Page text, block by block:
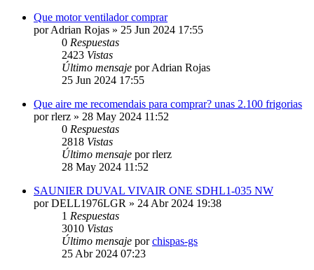
Que motor ventilador comprar
porAdrian Rojas » 25 Jun 2024 17:55
0 Respuestas
2423 Vistas
Último mensaje porAdrian Rojas
25 Jun 2024 17:55
Que aire me recomendais para comprar? unas 2.100 frigorias
porrlerz » 28 May 2024 11:52
0 Respuestas
2818 Vistas
Último mensaje porrlerz
28 May 2024 11:52
SAUNIER DUVAL VIVAIR ONE SDHL1-035 NW
porDELL1976LGR » 24 Abr 2024 19:38
1 Respuestas
3010 Vistas
Último mensaje porchispas-gs
25 Abr 2024 07:23